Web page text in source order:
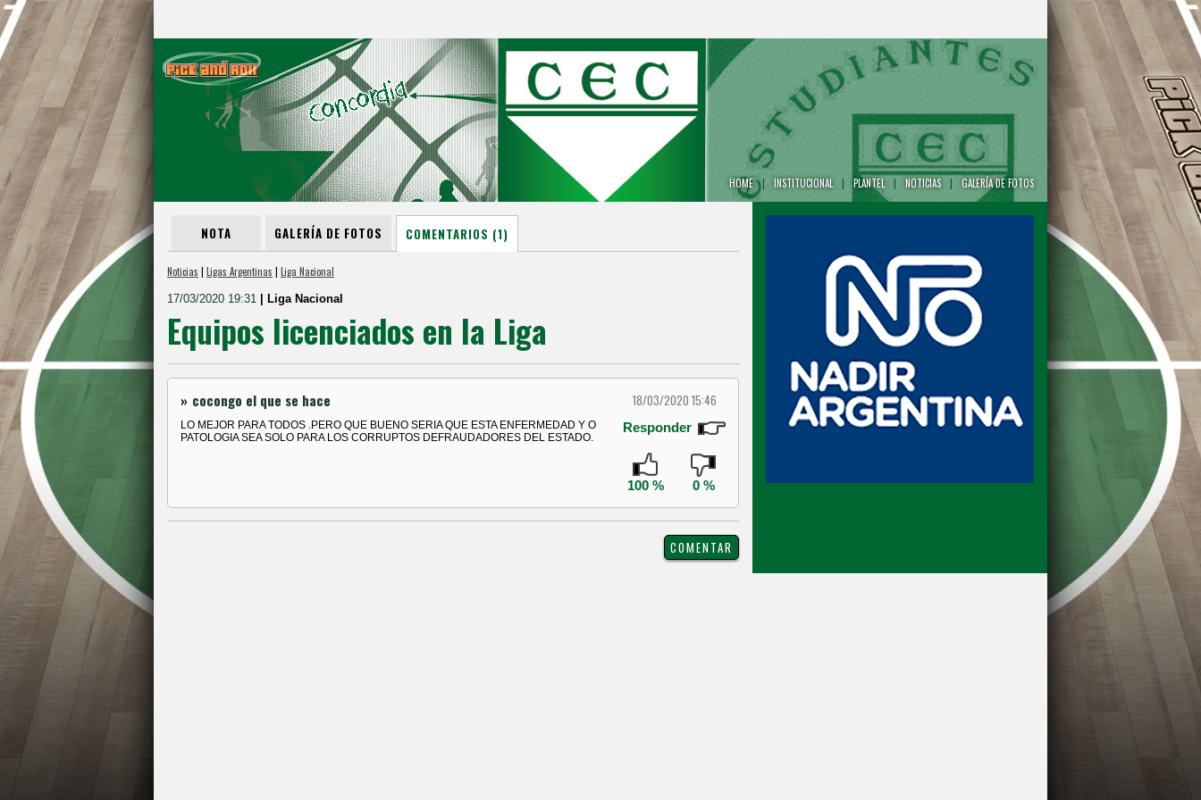
HOME | INSTITUCIONAL | PLANTEL | NOTICIAS | GALERÍA DE FOTOS
NOTA GALERÍA DE FOTOS COMENTARIOS (1)
Noticias | Ligas Argentinas | Liga Nacional
17/03/2020 19:31 | Liga Nacional
Equipos licenciados en la Liga
» cocongo el que se hace 18/03/2020 15:46
LO MEJOR PARA TODOS .PERO QUE BUENO SERIA QUE ESTA ENFERMEDAD Y O
PATOLOGIA SEA SOLO PARA LOS CORRUPTOS DEFRAUDADORES DEL ESTADO.
Responder
100 % 0 %